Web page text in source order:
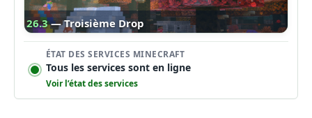
26.3 — Troisième Drop
ÉTAT DES SERVICES MINECRAFT
Tous les services sont en ligne
Voir l’état des services